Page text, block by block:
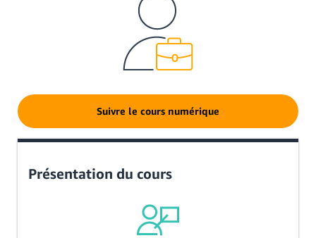
Suivre le cours numérique
Présentation du cours